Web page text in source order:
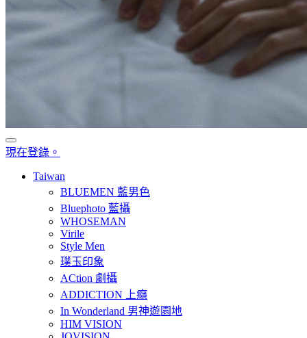
現在登錄。
Taiwan
BLUEMEN 藍男色
Bluephoto 藍攝
WHOSEMAN
Virile
Style Men
璞玉印象
ACtion 劇攝
ADDICTION 上癮
In Wonderland 男神遊園地
HIM VISION